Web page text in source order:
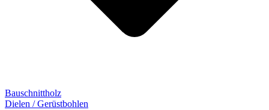
Bauschnittholz
Dielen / Gerüstbohlen